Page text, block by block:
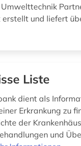
und liefert
Liste
dient als
Erkrankung zu
der
und